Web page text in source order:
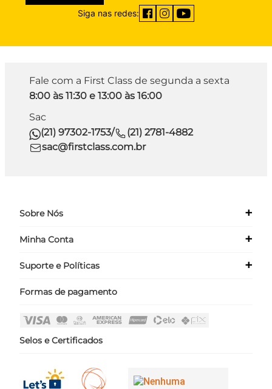
Siga nas redes:
Fale com a First Class de segunda a sexta
8:00 às 11:30 e 13:00 às 16:00
Sac
(21) 97302-1753/
(21) 2781-4882
sac@firstclass.com.br
Sobre Nós +
Quem Somos
Minha Conta +
Meus Dados
Suporte e Políticas +
Políticas
Fale Conosco
Formas de pagamento
Selos e Certificados